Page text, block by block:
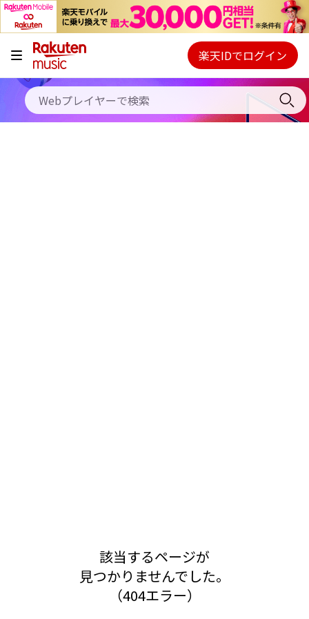
キャンペーン
料金プラン
使い方
Webプレイヤー
ご契約内容の確認・変更
楽天IDでログイン
該当するページが
見つかりませんでした。
（404エラー）